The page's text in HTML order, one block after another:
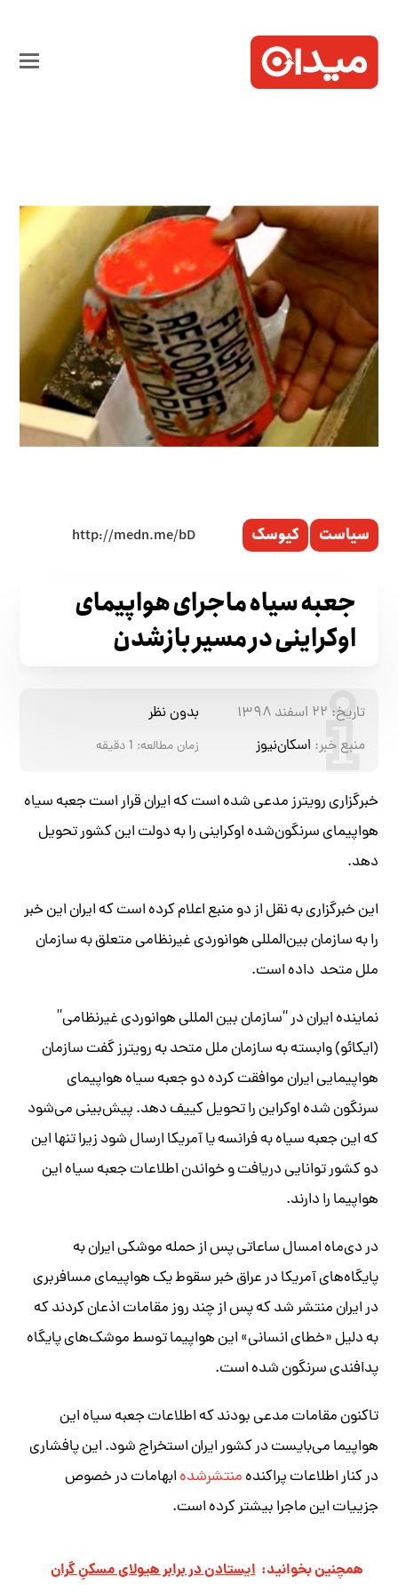
سیاست کیوسک
جعبه سیاه ماجرای هواپیمای
اوکراینی در مسیر بازشدن
تاریخ: ۲۲ اسفند ۱۳۹۸
بدون نظر
منبع خبر: اسکان‌نیوز زمان مطالعه: 1دقیقه
خبرگزاری رویترز مدعی شده است که ایران قرار است جعبه سیاه
هواپیمای سرنگون‌شده اوکراینی را به دولت این کشور تحویل
دهد.
این خبرگزاری به نقل از دو منبع اعلام کرده است که ایران این خبر
را به سازمان بین‌المللی هوانوردی غیرنظامی متعلق به سازمان
ملل متحد داده است.
نماینده ایران در “سازمان بین المللی هوانوردی غیرنظامی”
(ایکائو) وابسته به سازمان ملل متحد به رویترز گفت سازمان
هواپیمایی ایران موافقت کرده دو جعبه سیاه هواپیمای
سرنگون شده اوکراین را تحویل کییف دهد. پیش‌بینی می‌شود
که این جعبه سیاه به فرانسه یا آمریکا ارسال شود زیرا تنها این
دو کشور توانایی دریافت و خواندن اطلاعات جعبه سیاه این
هواپیما را دارند.
در دی‌ماه امسال ساعاتی پس از حمله موشکی ایران به
پایگاه‌های آمریکا در عراق خبر سقوط یک هواپیمای مسافربری
در ایران منتشر شد که پس از چند روز مقامات اذعان کردند که
به دلیل «خطای انسانی» این هواپیما توسط موشک‌های پایگاه
پدافندی سرنگون شده است.
تاکنون مقامات مدعی بودند که اطلاعات جعبه سیاه این
هواپیما می‌بایست در کشور ایران استخراج شود. این پافشاری
در کنار اطلاعات پراکندهمنتشرشدهابهامات در خصوص
جزییات این ماجرا بیشتر کرده است.
همچنین بخوانید: ایستادن در برابر هیولای مسکنِ گران